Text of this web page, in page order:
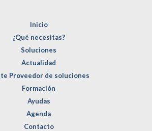
Inicio
¿Qué necesitas?
Soluciones
Actualidad
Proveedor de soluciones
Formación
Ayudas
Agenda
Contacto